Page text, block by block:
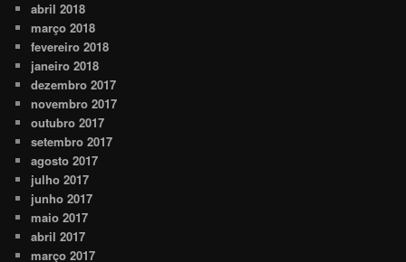
abril 2018
março 2018
fevereiro 2018
janeiro 2018
dezembro 2017
novembro 2017
outubro 2017
setembro 2017
agosto 2017
julho 2017
junho 2017
maio 2017
abril 2017
março 2017